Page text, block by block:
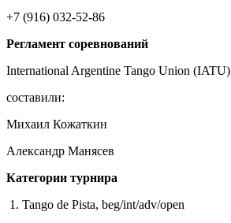
+7 (916) 032-52-86
Регламент соревнований
International Argentine Tango Union (IATU)
составили:
Михаил Кожаткин
Александр Манясев
Категории турнира
1. Tango de Pista, beg/int/adv/open